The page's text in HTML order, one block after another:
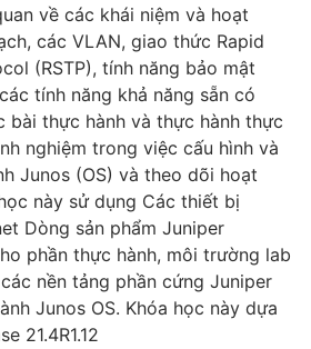
về các khái niệm và hoạt
các VLAN, giao thức Rapid
(RSTP), tính năng bảo mật
tính năng khả năng sẵn có
bài thực hành và thực hành thực
nghiệm trong việc cấu hình và
Junos (OS) và theo dõi hoạt
này sử dụng Các thiết bị
Dòng sản phẩm Juniper
phần thực hành, môi trường lab
nền tảng phần cứng Juniper
Junos OS. Khóa học này dựa
21.4R1.12